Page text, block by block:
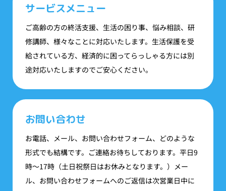
サービスメニュー
ご高齢の方の終活支援、生活の困り事、悩み相談、研
修講師、様々なことに対応いたします。生活保護を受
給されている方、経済的に困ってらっしゃる方には別
途対応いたしますのでご安心ください。
お問い合わせ
お電話、メール、お問い合わせフォーム、どのような
形式でも結構です。ご連絡お待ちしております。平日9
時〜17時（土日祝祭日はお休みとなります。）メー
ル、お問い合わせフォームへのご返信は次営業日中に